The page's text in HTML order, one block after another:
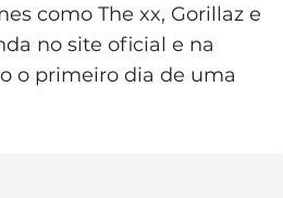
como The xx, Gorillaz e
no site oficial e na
o primeiro dia de uma